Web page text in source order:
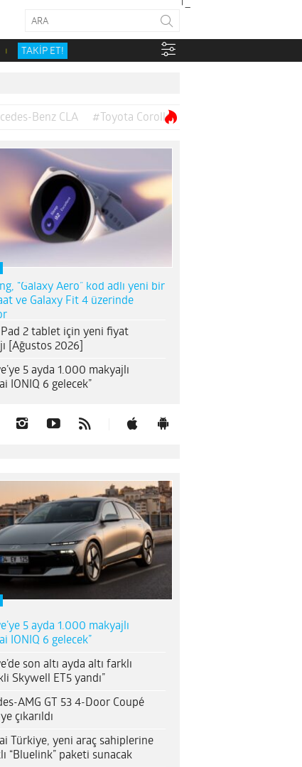
TAKİP ET!
Benz CLA #Toyota Corolla
“Galaxy Aero” kod adlı yeni bir
ve Galaxy Fit 4 üzerinde
Pad 2 tablet için yeni fiyat
[Ağustos 2026]
5 ayda 1.000 makyajlı
IONIQ 6 gelecek”
5 ayda 1.000 makyajlı
IONIQ 6 gelecek”
son altı ayda altı farklı
Skywell ET5 yandı”
AMG GT 53 4-Door Coupé
çıkarıldı
Türkiye, yeni araç sahiplerine
“Bluelink” paketi sunacak